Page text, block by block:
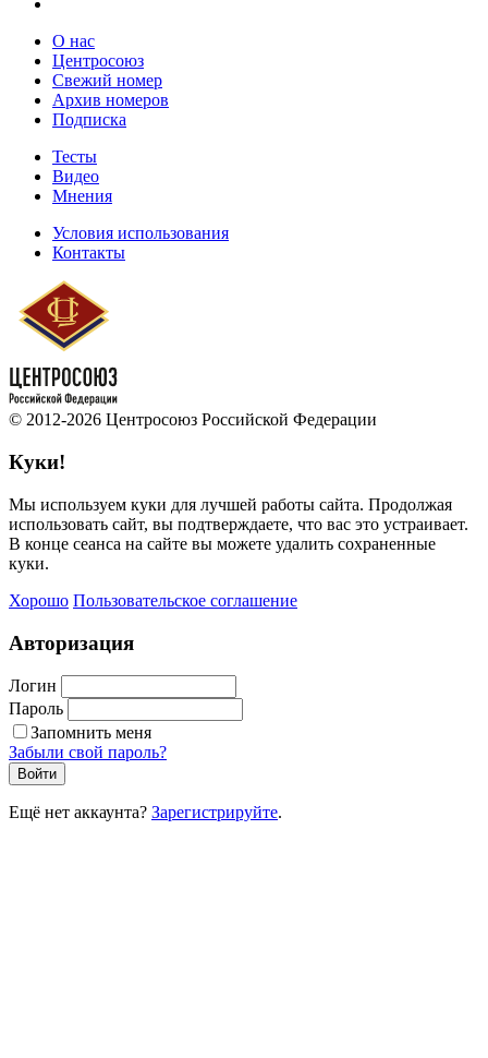
О нас
Центросоюз
Свежий номер
Архив номеров
Подписка
Тесты
Видео
Мнения
Условия использования
Контакты
© 2012-2026 Центросоюз Российской Федерации
Куки!
Мы используем куки для лучшей работы сайта. Продолжая
использовать сайт, вы подтверждаете, что вас это устраивает.
В конце сеанса на сайте вы можете удалить сохраненные
куки.
Хорошо Пользовательское соглашение
Авторизация
Логин
Пароль
Запомнить меня
Забыли свой пароль?
Войти
Ещё нет аккаунта? Зарегистрируйте.